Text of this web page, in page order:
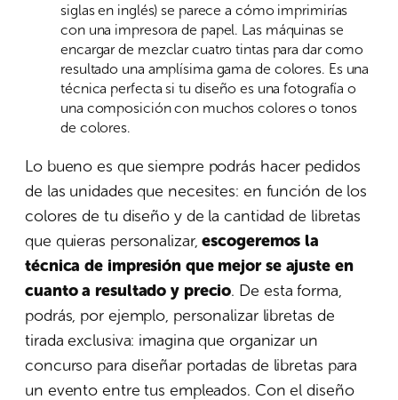
siglas en inglés) se parece a cómo imprimirías
con una impresora de papel. Las máquinas se
encargar de mezclar cuatro tintas para dar como
resultado una amplísima gama de colores. Es una
técnica perfecta si tu diseño es una fotografía o
una composición con muchos colores o tonos
de colores.
Lo bueno es que siempre podrás hacer pedidos
de las unidades que necesites: en función de los
colores de tu diseño y de la cantidad de libretas
que quieras personalizar,escogeremos la
técnica de impresión que mejor se ajuste en
cuanto a resultado y precio. De esta forma,
podrás, por ejemplo, personalizar libretas de
tirada exclusiva: imagina que organizar un
concurso para diseñar portadas de libretas para
un evento entre tus empleados. Con el diseño